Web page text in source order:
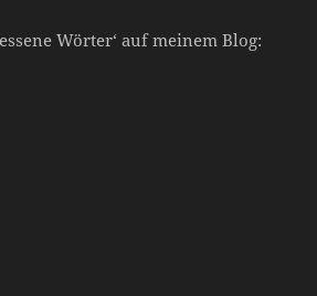
Wörter‘ auf meinem Blog: